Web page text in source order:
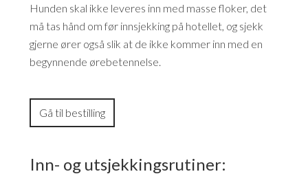
Hunden skal ikke leveres inn med masse floker, det
må tas hånd om før innsjekking på hotellet, og sjekk
gjerne ører også slik at de ikke kommer inn med en
begynnende ørebetennelse.
Gå til bestilling
Inn- og utsjekkingsrutiner: